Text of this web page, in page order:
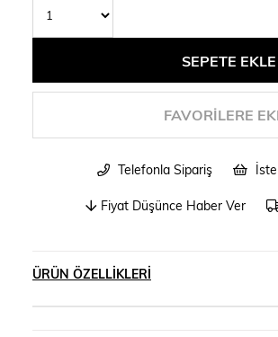
FAVORILERE
Telefonla Sipariş
Fiyat Düşünce Haber Ver
ÜRÜN ÖZELLIKLERI